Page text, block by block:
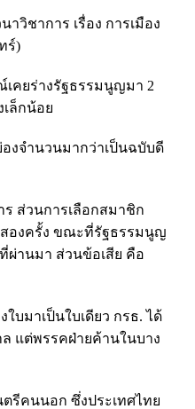
วิชาการ เรื่อง การเมือง
ร์)
คยร่างรัฐธรรมนูญมา 2
ล็กน้อย
งจำนวนมากว่าเป็นฉบับดี
ส่วนการเลือกสมาชิก
สองครั้ง ขณะที่รัฐธรรมนูญ
ผ่านมา ส่วนข้อเสีย คือ
บมาเป็นใบเดียว กรธ. ได้
แต่พรรคฝ่ายค้านในบาง
รีคนนอก ซึ่งประเทศไทย